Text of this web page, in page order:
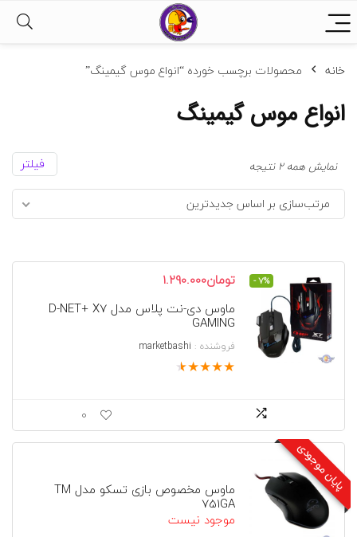
خانه محصولات برچسب خورده “انواع موس گیمینگ”
انواع موس گیمینگ
فیلتر نمایش همه 2 نتیجه
بر
اساس
مرتب‌سازی بر اساس جدیدترین
- 7% قیمت
تومان1.380.000
بود.
تومان1.290.000
تومان1.290.000ماوس دی-نت پلاس مدل D-NET+ X7
GAMING
فروشنده : marketbashi
★
★
★
★
★
0
پایان موجودی ماوس مخصوص بازی تسکو مدل TM
751GA
موجود نیست